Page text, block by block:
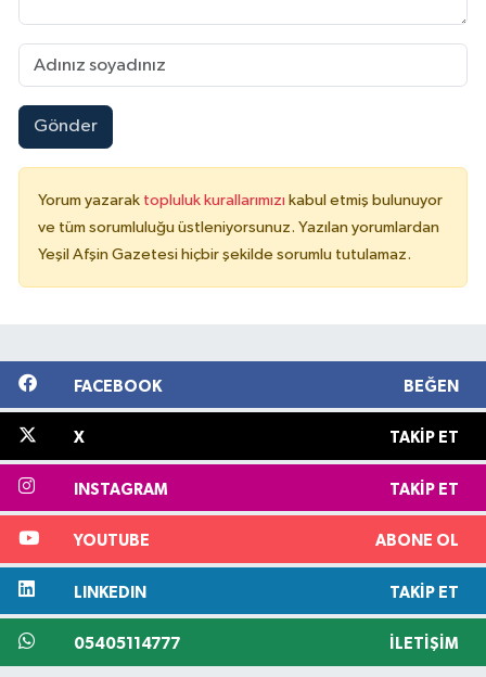
Gönder
Yorum yazarak topluluk kurallarımızı kabul etmiş bulunuyor
ve tüm sorumluluğu üstleniyorsunuz. Yazılan yorumlardan
Yeşil Afşin Gazetesi hiçbir şekilde sorumlu tutulamaz.
FACEBOOK BEĞEN
X TAKIP ET
INSTAGRAM TAKIP ET
YOUTUBE ABONE OL
LINKEDIN TAKIP ET
05405114777 İLETIŞIM